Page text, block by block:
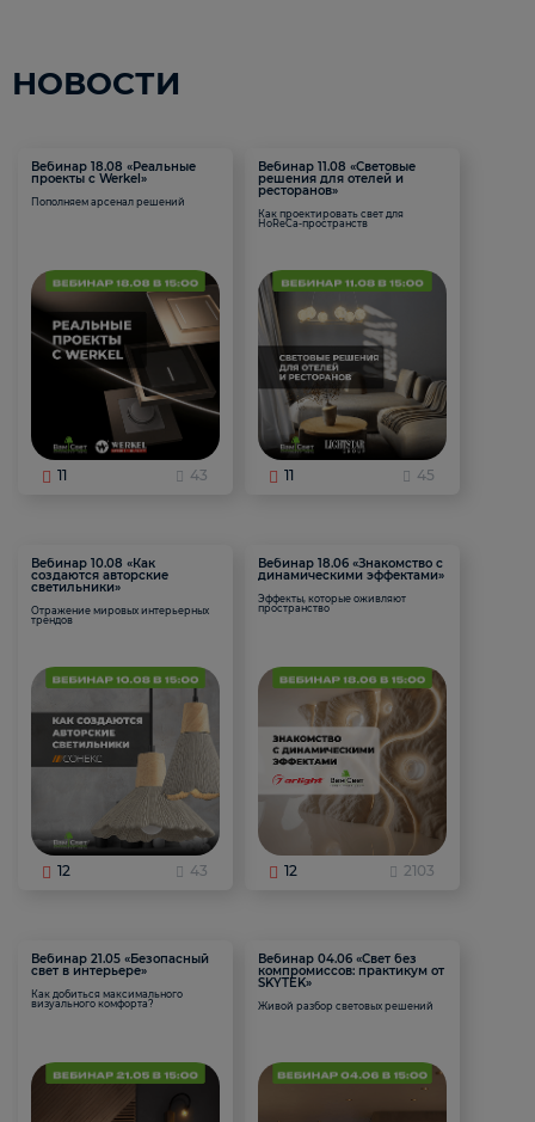
НОВОСТИ
Вебинар 18.08 «Реальные
проекты с Werkel»
Пополняем арсенал решений
11 43
Вебинар 11.08 «Световые
решения для отелей и
ресторанов»
Как проектировать свет для
HoReCa-пространств
11 45
Вебинар 10.08 «Как
создаются авторские
светильники»
Отражение мировых интерьерных
трендов
12 43
Вебинар 18.06 «Знакомство с
динамическими эффектами»
Эффекты, которые оживляют
пространство
12 2103
Вебинар 21.05 «Безопасный
свет в интерьере»
Как добиться максимального
визуального комфорта?
Вебинар 04.06 «Свет без
компромиссов: практикум от
SKYTEK»
Живой разбор световых решений